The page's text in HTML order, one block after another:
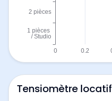
Tensiomètre locatif